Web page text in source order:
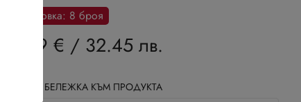
Разфасовка: 8 броя
16.59 € / 32.45 лв.
ДОБАВИ БЕЛЕЖКА КЪМ ПРОДУКТА